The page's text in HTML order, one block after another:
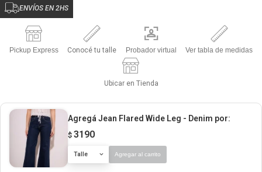
ENVÍOS EN 2HS
Pickup Express Conocé tu talle Probador virtual Ver tabla de medidas
Ubicar en Tienda
Agregá Jean Flared Wide Leg - Denim por:
$ 3190
Talle Agregar al carrito